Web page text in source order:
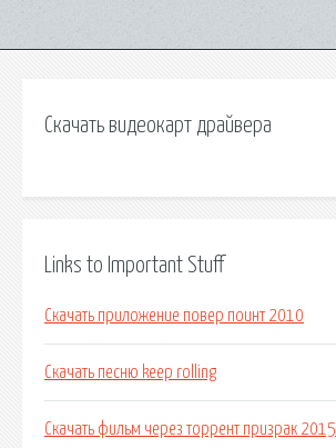
Скачать видеокарт драйвера
Links to Important Stuff
Скачать приложение повер поинт 2010
Скачать песню keep rolling
Скачать фильм через торрент призрак 2015